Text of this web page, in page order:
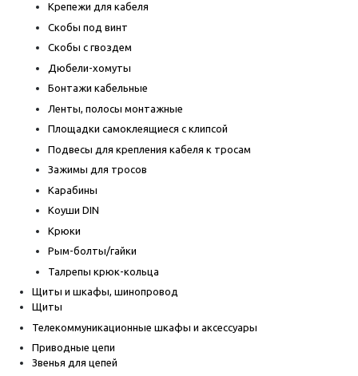
Крепежи для кабеля
Скобы под винт
Скобы с гвоздем
Дюбели-хомуты
Бонтажи кабельные
Ленты, полосы монтажные
Площадки самоклеящиеся с клипсой
Подвесы для крепления кабеля к тросам
Зажимы для тросов
Карабины
Коуши DIN
Крюки
Рым-болты/гайки
Талрепы крюк-кольца
Щиты и шкафы, шинопровод
Щиты
Телекоммуникационные шкафы и аксессуары
Приводные цепи
Звенья для цепей